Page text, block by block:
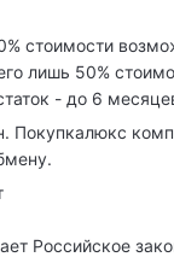
стоимости
лишь 50%
- до 6
Покупкалюкс
Российское